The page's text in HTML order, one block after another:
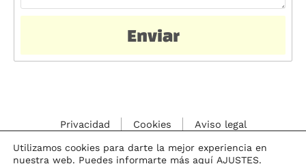
l
t
o
a
Enviar
Privacidad Cookies Aviso legal
Utilizamos cookies para darte la mejor experiencia en
nuestra web. Puedes informarte más aquí AJUSTES.